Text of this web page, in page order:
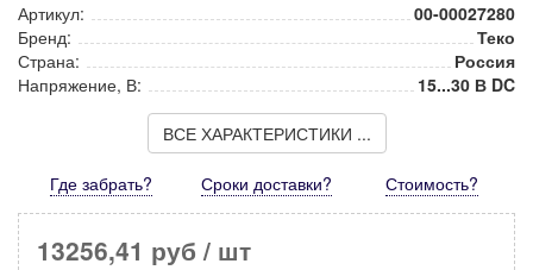
Артикул:
00-00027280
Бренд:
Теко
Страна:
Россия
Напряжение, В:
15...30 В DC
ВСЕ ХАРАКТЕРИСТИКИ ...
Где забрать? Сроки доставки? Стоимость?
13256,41 руб / шт